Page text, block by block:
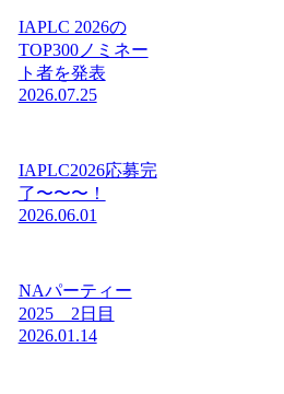
IAPLC 2026の
TOP300ノミネー
ト者を発表
2026.07.25
IAPLC2026応募完
了〜〜〜！
2026.06.01
NAパーティー
2025 2日目
2026.01.14